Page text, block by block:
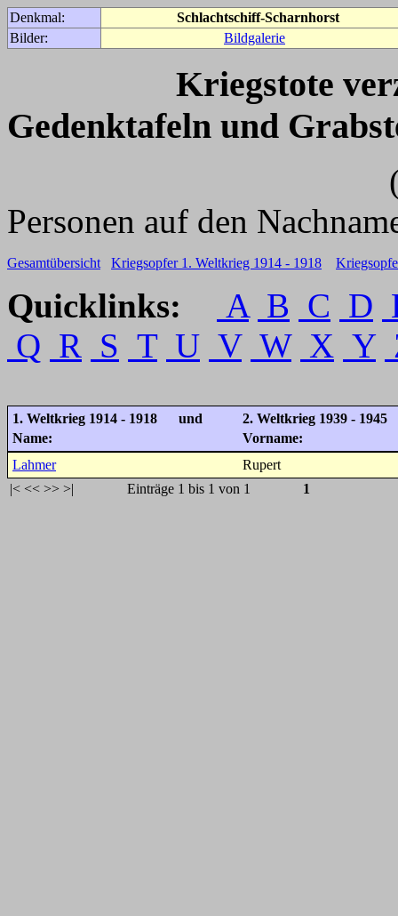
Denkmal:
Schlachtschiff-Scharnhorst
Bilder:
Bildgalerie
Kriegstote
Gedenktafeln und
(Für weitere
Personen auf den
Gesamtübersicht Kriegsopfer 1. Weltkrieg 1914 - 1918
Quicklinks: A B C D
Q R S T U V W X Y
1. Weltkrieg 1914 - 1918 und
2. Weltkrieg 1939 - 1945
Name:
Vorname:
Lahmer
Rupert
|< << >> >| Einträge 1 bis 1 von 1 1